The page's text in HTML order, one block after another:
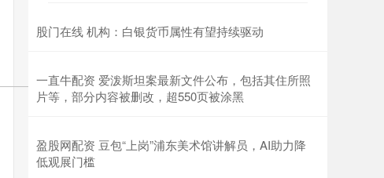
股门在线 机构：白银货币属性有望持续驱动
一直牛配资 爱泼斯坦案最新文件公布，包括其住所照
片等，部分内容被删改，超550页被涂黑
盈股网配资 豆包“上岗”浦东美术馆讲解员，AI助力降
低观展门槛